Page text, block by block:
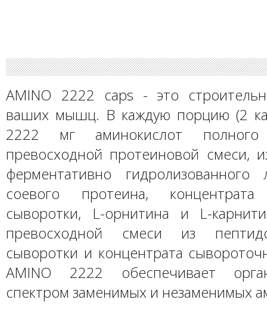
AMINO 2222 caps - это
ваших мышц. В каждую порцию (2
2222 мг аминокислот
превосходной протеиновой смеси,
ферментативно гидролизованного
соевого протеина, концентрата
сыворотки, L-орнитина и L-
превосходной смеси из
сыворотки и концентрата
AMINO 2222 обеспечивает
спектром заменимых и незаменимых